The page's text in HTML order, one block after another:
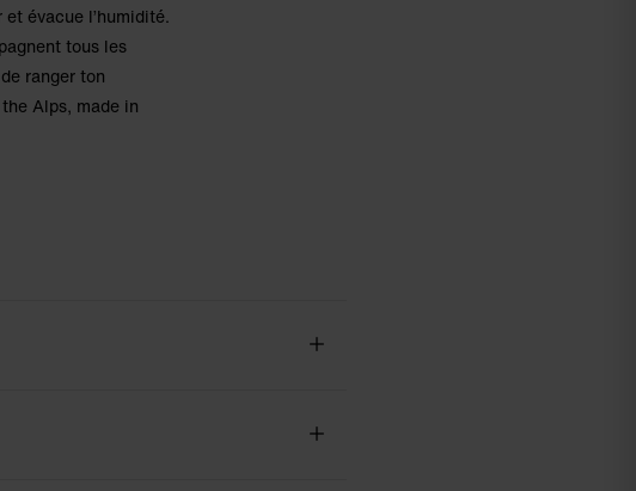
évacue l’humidité.
tous les
ranger ton
Alps, made in